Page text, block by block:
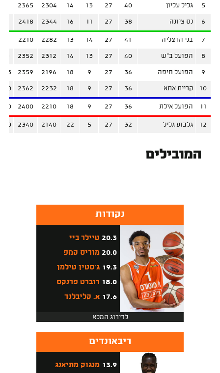
5 גליל עליון 40
27
13
14
2304
2365
6 נס ציונה 38
27
11
16
2344
2418
7 בני הרצליה 41
27
14
13
2282
2210
8 הפועל ב"ש 40
27
13
14
2312
2352
9 הפועל חיפה 36
27
9
18
2196
2359
10 קריית אתא 36
27
9
18
2232
2362
11 הפועל אילת 36
27
9
18
2210
2400
12 גלבוע גליל 32
27
5
22
2140
2340
המובילים
נקודות
20.3 טיילר ביי
20.0 מוריס קמפ
19.3 ג'סטין טילמן
18.0 רוברט פרנקס
17.6 א. קליבלנד
לדירוג המלא
ריבאונדים
13.9 מנגוק מתיאנג